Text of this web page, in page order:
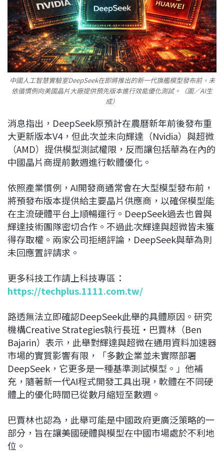
中國人工智慧實驗室DeepSeek在即將推出的新一代旗艦模型發布前，未
依循慣例向美國晶片大廠提供預先版本進行效能優化測試。（圖／AI生
成）
消息指出，DeepSeek原預計在農曆新年前後發布重
大更新版本V4，但此次並未向輝達（Nvidia）與超微
（AMD）提供模型測試權限，反而讓包括華為在內的
中國晶片商提前數週進行軟體優化。
依照產業慣例，AI開發商通常會在大型模型發布前，
將預發布版本提供給主要晶片供應商，以確保模型能
在主流硬體平台上順暢運行。DeepSeek過去也曾與
輝達技術團隊密切合作。不過此次輝達與超微皆未獲
得存取權。兩家公司拒絕評論，DeepSeek與華為則
未回應置評請求。
更多科技工作請上科技專區：
https://techplus.1111.com.tw/
路透無法立即確認DeepSeek此舉的具體原因。研究
機構Creative Strategies執行長班・巴賈林（Ben
Bajarin）表示，此舉對輝達與超微在通用資料加速器
市場的實質影響有限，「多數企業並未實際部署
DeepSeek，它更多是一種基準測試模型。」他補
充，隨著新一代AI程式開發工具出現，軟體在不同硬
體上的優化時間已從數月縮短至數週。
巴賈林也認為，此舉可能是中國政府更廣泛策略的一
部分，旨在讓美國硬體與模型在中國市場處於不利地
位。